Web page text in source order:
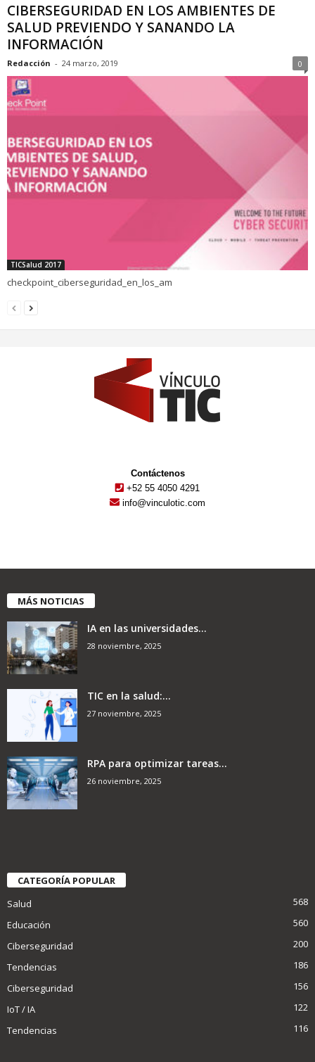
CIBERSEGURIDAD EN LOS AMBIENTES DE
SALUD PREVIENDO Y SANANDO LA
INFORMACIÓN
Redacción - 24 marzo, 2019 0
TICSalud 2017
checkpoint_ciberseguridad_en_los_am
Contáctenos
+52 55 4050 4291
info@vinculotic.com
MÁS NOTICIAS
IA en las universidades...
28 noviembre, 2025
TIC en la salud:...
27 noviembre, 2025
RPA para optimizar tareas...
26 noviembre, 2025
CATEGORÍA POPULAR
Salud
568
Educación
560
Ciberseguridad
200
Tendencias
186
Ciberseguridad
156
IoT / IA
122
Tendencias
116